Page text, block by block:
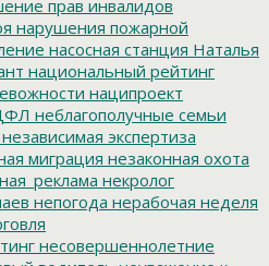
прав инвалидов
нарушения пожарной
насосная станция Наталья
национальный рейтинг
наципроект
неблагополучные семьи
независимая экспертиза
миграция незаконная охота
некролог
непогода нерабочая неделя
несовершеннолетние